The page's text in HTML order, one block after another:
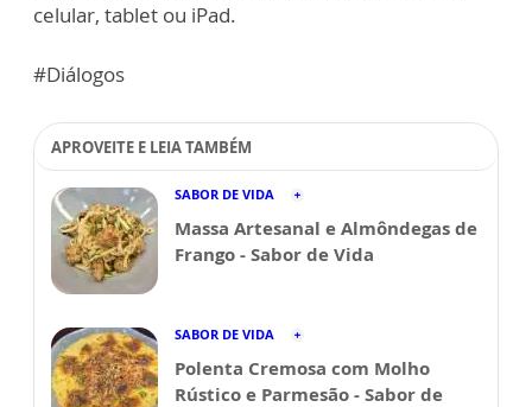
celular, tablet ou iPad.
#Diálogos
APROVEITE E LEIA TAMBÉM
SABOR DE VIDA
Massa Artesanal e Almôndegas de
Frango - Sabor de Vida
SABOR DE VIDA
Polenta Cremosa com Molho
Rústico e Parmesão - Sabor de